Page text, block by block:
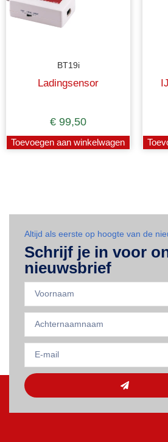
BT19i
Ladingsensor
€ 99,50
Toevoegen aan winkelwagen
Altijd als eerste op hoogte van de
Schrijf je in voor
nieuwsbrief